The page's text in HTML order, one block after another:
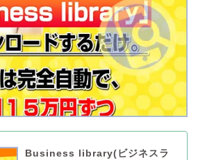
Business library(ビジネスラ